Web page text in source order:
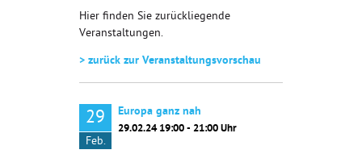
Hier finden Sie zurückliegende
Veranstaltungen.
> zurück zur Veranstaltungsvorschau
29
Feb.
Europa ganz nah
29.02.24 19:00 - 21:00 Uhr